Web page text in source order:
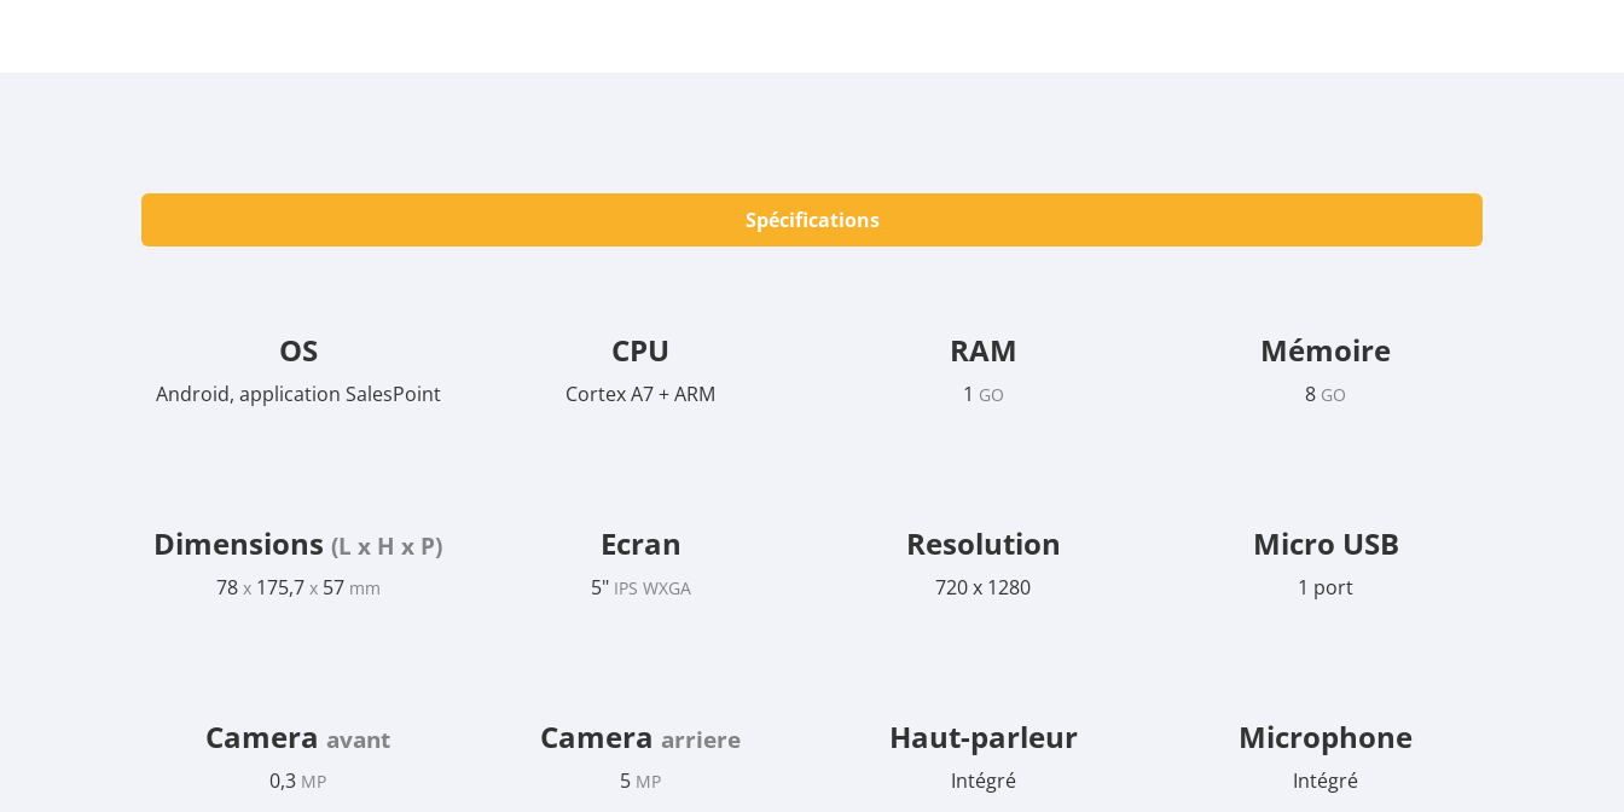
Spécifications
OS
Android, application SalesPoint
CPU
Cortex A7 + ARM
RAM
1 GO
Mémoire
8 GO
Dimensions(L x H x P)
78 x175,7 x57 mm
Ecran
5" IPS WXGA
Resolution
720 x 1280
Micro USB
1 port
Camera avant
0,3 MP
Camera arriere
5 MP
Haut-parleur
Intégré
Microphone
Intégré